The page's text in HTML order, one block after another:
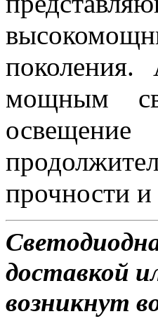
поколения.
мощным
прочности и
доставкой
возникнут